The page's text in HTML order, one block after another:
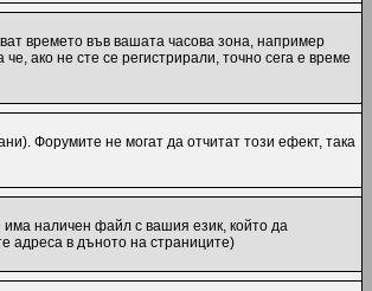
времето във вашата часова зона, например
ако не сте се регистрирали, точно сега е време
Форумите не могат да отчитат този ефект, така
наличен файл с вашия език, който да
адреса в дъното на страниците)